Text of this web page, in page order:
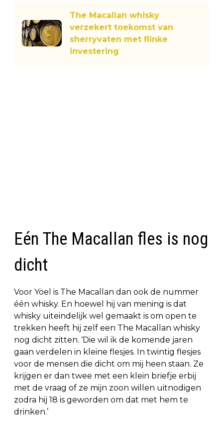
The Macallan whisky
verzekert toekomst van
sherryvaten met flinke
investering
Eén The Macallan fles is nog
dicht
Voor Yöel is The Macallan dan ook de nummer
één whisky. En hoewel hij van mening is dat
whisky uiteindelijk wel gemaakt is om open te
trekken heeft hij zelf een The Macallan whisky
nog dicht zitten. ‘Die wil ik de komende jaren
gaan verdelen in kleine flesjes. In twintig flesjes
voor de mensen die dicht om mij heen staan. Ze
krijgen er dan twee met een klein briefje erbij
met de vraag of ze mijn zoon willen uitnodigen
zodra hij 18 is geworden om dat met hem te
drinken.’